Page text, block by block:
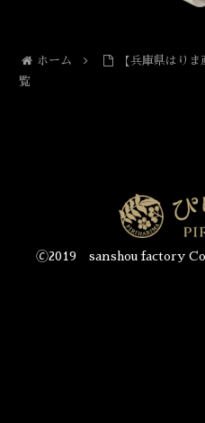
ホーム
【兵庫県はり
覧
🄫2019 sanshou factory